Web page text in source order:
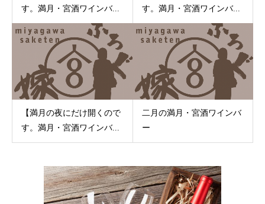
す。満月・宮酒ワインバ...
す。満月・宮酒ワインバ...
【満月の夜にだけ開くので
す。満月・宮酒ワインバ...
二月の満月・宮酒ワインバ
ー